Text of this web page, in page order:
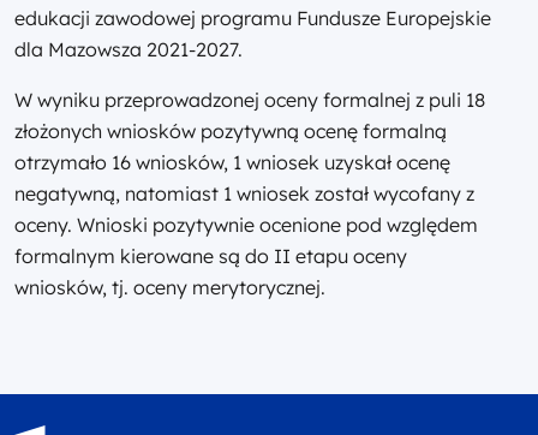
edukacji zawodowej programu Fundusze Europejskie
dla Mazowsza 2021-2027.
W wyniku przeprowadzonej oceny formalnej z puli 18
złożonych wniosków pozytywną ocenę formalną
otrzymało 16 wniosków, 1 wniosek uzyskał ocenę
negatywną, natomiast 1 wniosek został wycofany z
oceny. Wnioski pozytywnie ocenione pod względem
formalnym kierowane są do II etapu oceny
wniosków, tj. oceny merytorycznej.